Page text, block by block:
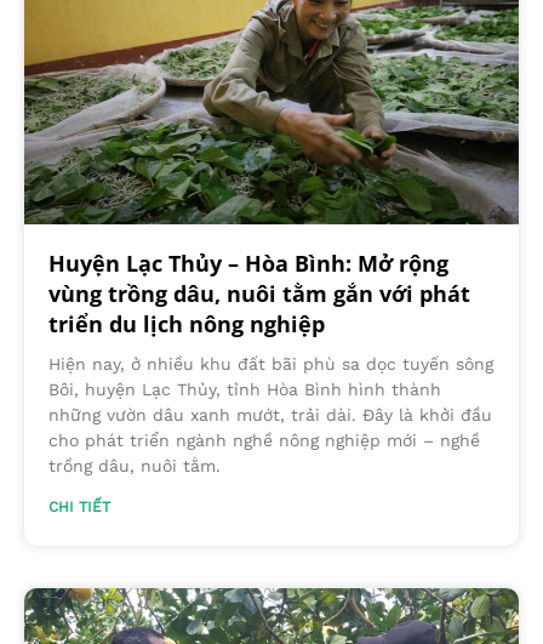
Huyện Lạc Thủy – Hòa Bình: Mở rộng
vùng trồng dâu, nuôi tằm gắn với phát
triển du lịch nông nghiệp
Hiện nay, ở nhiều khu đất bãi phù sa dọc tuyến sông
Bôi, huyện Lạc Thủy, tỉnh Hòa Bình hình thành
những vườn dâu xanh mướt, trải dài. Đây là khởi đầu
cho phát triển ngành nghề nông nghiệp mới – nghề
trồng dâu, nuôi tằm.
CHI TIẾT